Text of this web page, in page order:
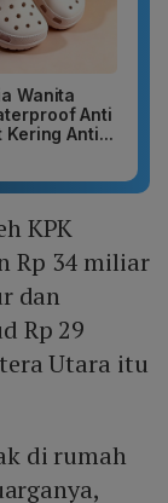
Wanita
Anti
Kering Anti...
KPK
Rp 34 miliar
dan
Rp 29
Utara itu
di rumah